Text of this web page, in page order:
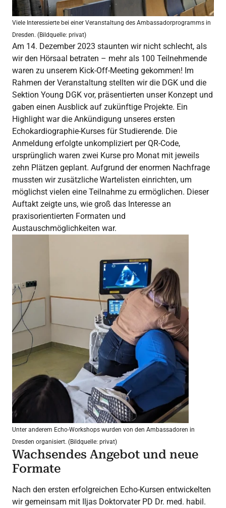
Viele Interessierte bei einer Veranstaltung des Ambassadorprogramms in
Dresden. (Bildquelle: privat)
Am 14. Dezember 2023 staunten wir nicht schlecht, als
wir den Hörsaal betraten – mehr als 100 Teilnehmende
waren zu unserem Kick-Off-Meeting gekommen! Im
Rahmen der Veranstaltung stellten wir die DGK und die
Sektion Young DGK vor, präsentierten unser Konzept und
gaben einen Ausblick auf zukünftige Projekte. Ein
Highlight war die Ankündigung unseres ersten
Echokardiographie-Kurses für Studierende. Die
Anmeldung erfolgte unkompliziert per QR-Code,
ursprünglich waren zwei Kurse pro Monat mit jeweils
zehn Plätzen geplant. Aufgrund der enormen Nachfrage
mussten wir zusätzliche Wartelisten einrichten, um
möglichst vielen eine Teilnahme zu ermöglichen. Dieser
Auftakt zeigte uns, wie groß das Interesse an
praxisorientierten Formaten und
Austauschmöglichkeiten war.
Unter anderem Echo-Workshops wurden von den Ambassadoren in
Dresden organisiert. (Bildquelle: privat)
Wachsendes Angebot und neue
Formate
Nach den ersten erfolgreichen Echo-Kursen entwickelten
wir gemeinsam mit Iljas Doktorvater PD Dr. med. habil.